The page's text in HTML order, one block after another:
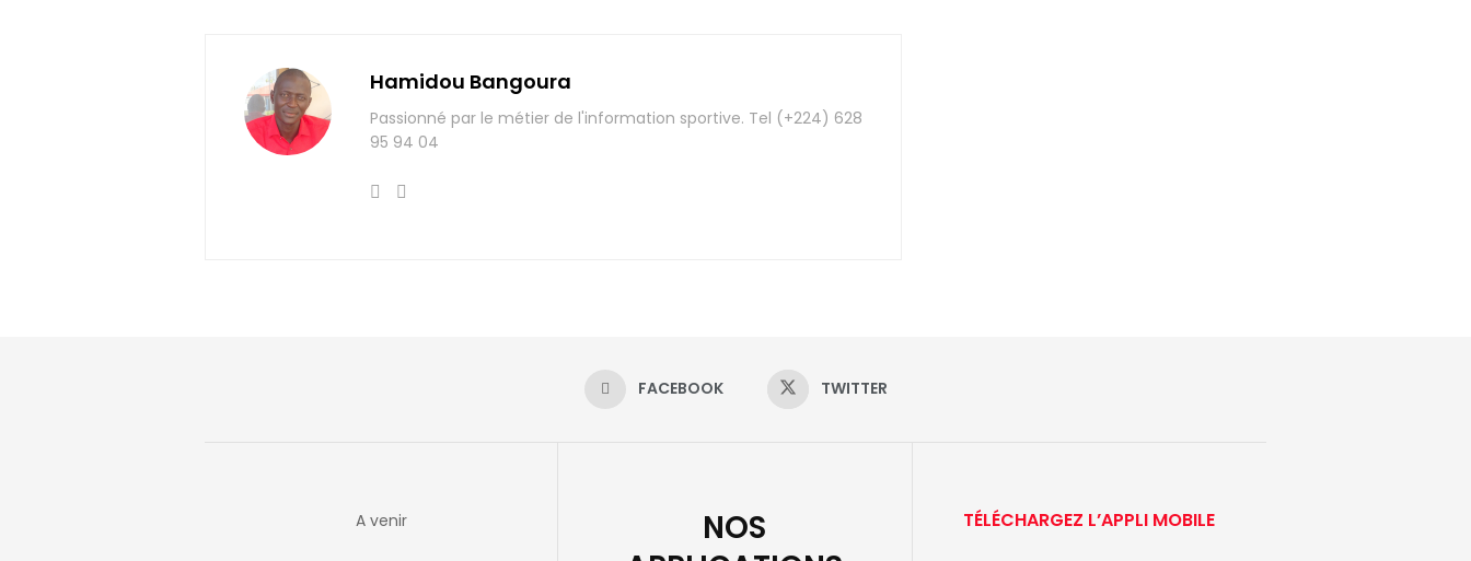
Hamidou Bangoura
Passionné par le métier de l'information sportive. Tel (+224) 628
95 94 04
FACEBOOK TWITTER
A venir
NOS
TÉLÉCHARGEZ L’APPLI MOBILE